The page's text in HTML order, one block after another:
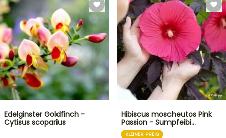
Edelginster Goldfinch -
Cytisus scoparius
Hibiscus moscheutos Pink
Passion - Sumpfeibi…
KLEINER PREIS